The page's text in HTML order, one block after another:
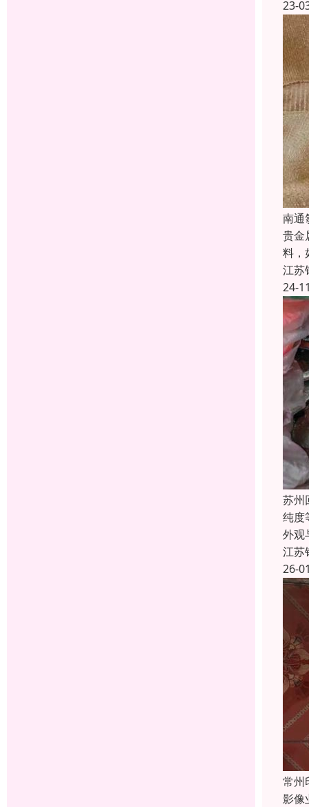
23-
南通
贵金
料，
江苏
24-
苏州
纯度
外观
江苏
26-
常州
影像